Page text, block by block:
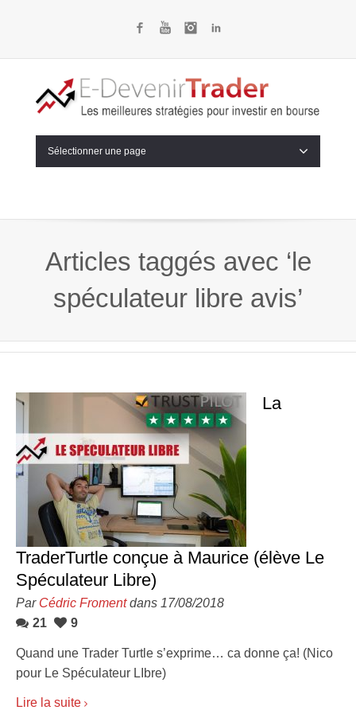
FacebookYouTubeInstagram
Sélectionner une page
Articles taggés avec ‘le
spéculateur libre avis’
La
TraderTurtle conçue à Maurice (élève Le
Spéculateur Libre)
Par Cédric Fromentdans 17/08/2018
21
9
Quand une Trader Turtle s’exprime… ca donne ça! (Nico
pour Le Spéculateur LIbre)
Lire la suite